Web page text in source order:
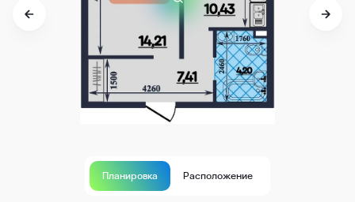
Планировка Расположение